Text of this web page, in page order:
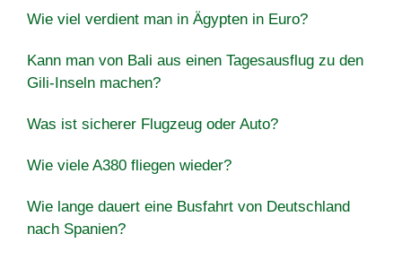
Wie viel verdient man in Ägypten in Euro?
Kann man von Bali aus einen Tagesausflug zu den
Gili-Inseln machen?
Was ist sicherer Flugzeug oder Auto?
Wie viele A380 fliegen wieder?
Wie lange dauert eine Busfahrt von Deutschland
nach Spanien?